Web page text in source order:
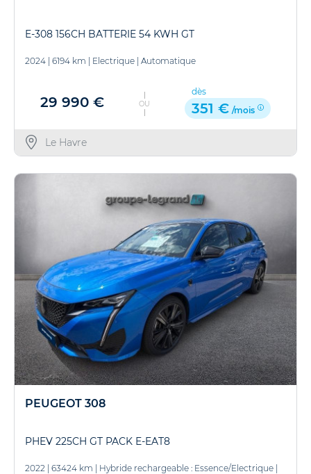
E-308 156CH BATTERIE 54 KWH GT
2024 6194 km Electrique Automatique
29 990 € OU
dès
351 € /mois
Le Havre
PEUGEOT 308
PHEV 225CH GT PACK E-EAT8
2022 63424 km Hybride rechargeable : Essence/Electrique